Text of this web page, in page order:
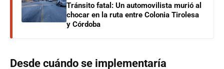
Tránsito fatal: Un automovilista murió al
chocar en la ruta entre Colonia Tirolesa
y Córdoba
Desde cuándo se implementaría